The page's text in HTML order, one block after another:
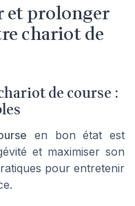
et prolonger
chariot de
de course :
en bon état est
et maximiser son
pour entretenir